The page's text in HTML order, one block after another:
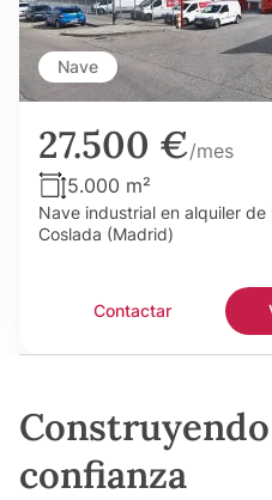
Nave
27.500 €/mes
5.000 m²
Nave industrial en alquiler de
Coslada (Madrid)
Contactar
confianza